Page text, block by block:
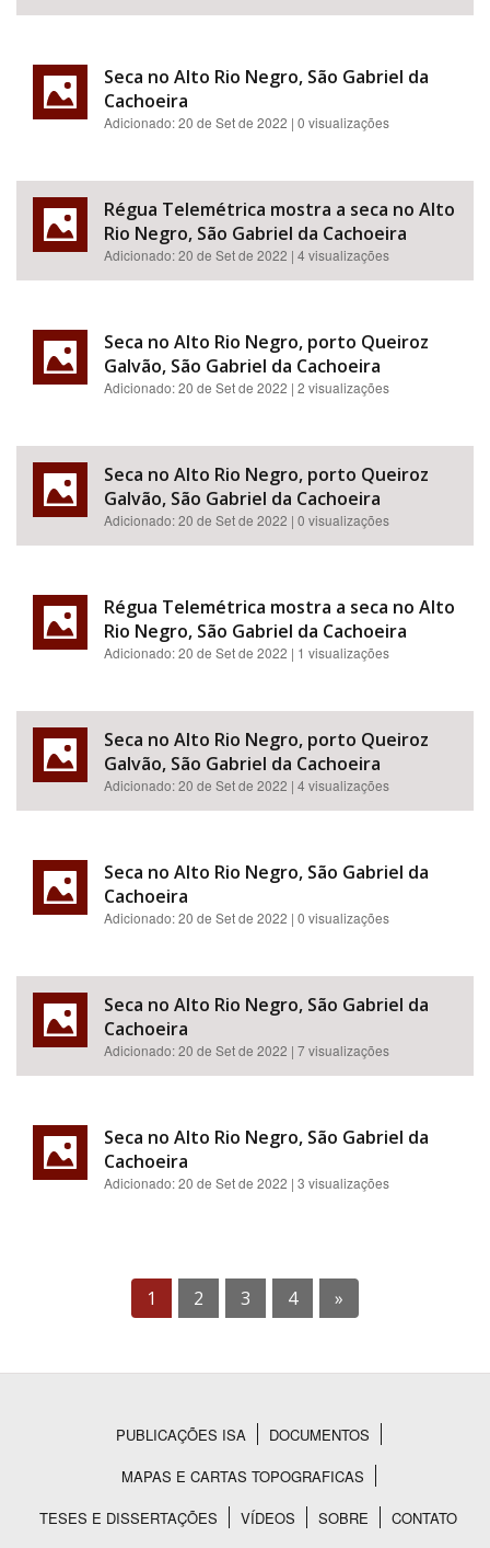
Seca no Alto Rio Negro, São Gabriel da
Cachoeira
Adicionado:20 de Set de 2022 | 0 visualizações
Régua Telemétrica mostra a seca no Alto
Rio Negro, São Gabriel da Cachoeira
Adicionado:20 de Set de 2022 | 4 visualizações
Seca no Alto Rio Negro, porto Queiroz
Galvão, São Gabriel da Cachoeira
Adicionado:20 de Set de 2022 | 2 visualizações
Seca no Alto Rio Negro, porto Queiroz
Galvão, São Gabriel da Cachoeira
Adicionado:20 de Set de 2022 | 0 visualizações
Régua Telemétrica mostra a seca no Alto
Rio Negro, São Gabriel da Cachoeira
Adicionado:20 de Set de 2022 | 1 visualizações
Seca no Alto Rio Negro, porto Queiroz
Galvão, São Gabriel da Cachoeira
Adicionado:20 de Set de 2022 | 4 visualizações
Seca no Alto Rio Negro, São Gabriel da
Cachoeira
Adicionado:20 de Set de 2022 | 0 visualizações
Seca no Alto Rio Negro, São Gabriel da
Cachoeira
Adicionado:20 de Set de 2022 | 7 visualizações
Seca no Alto Rio Negro, São Gabriel da
Cachoeira
Adicionado:20 de Set de 2022 | 3 visualizações
1 2 3 4 »
Rodapé
PUBLICAÇÕES ISA
DOCUMENTOS
MAPAS E CARTAS TOPOGRAFICAS
TESES E DISSERTAÇÕES
VÍDEOS SOBRE CONTATO